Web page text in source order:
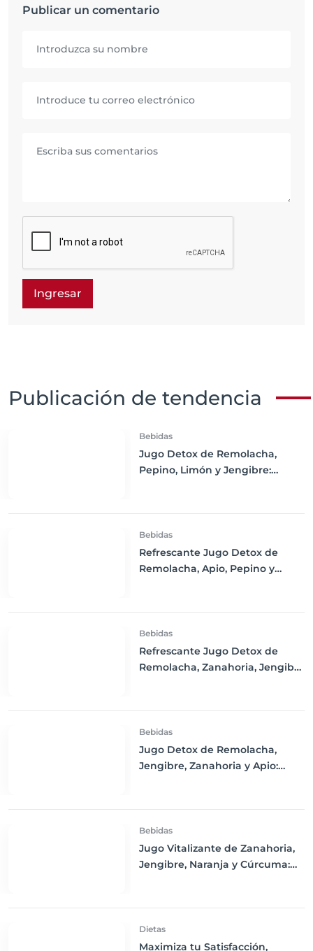
Publicar un comentario
Ingresar
Publicación de tendencia
Bebidas
Jugo Detox de Remolacha,
Pepino, Limón y Jengibre:
Bebidas
Refrescante Jugo Detox de
Remolacha, Apio, Pepino y
Bebidas
Refrescante Jugo Detox de
Remolacha, Zanahoria, Jengibre
Bebidas
Jugo Detox de Remolacha,
Jengibre, Zanahoria y Apio:
Bebidas
Jugo Vitalizante de Zanahoria,
Jengibre, Naranja y Cúrcuma:
Dietas
Maximiza tu Satisfacción,